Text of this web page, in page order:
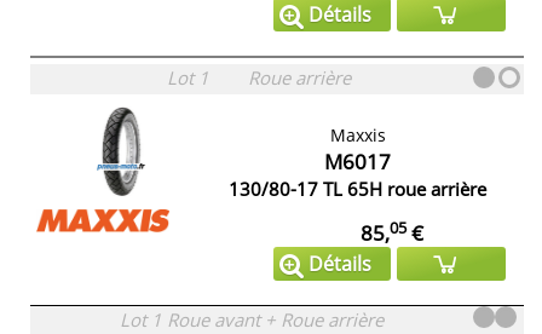
Détails
Lot 1 Roue arrière
Maxxis
M6017
130/80-17 TL 65H roue arrière
85,05€
Détails
Lot 1 Roue avant + Roue arrière